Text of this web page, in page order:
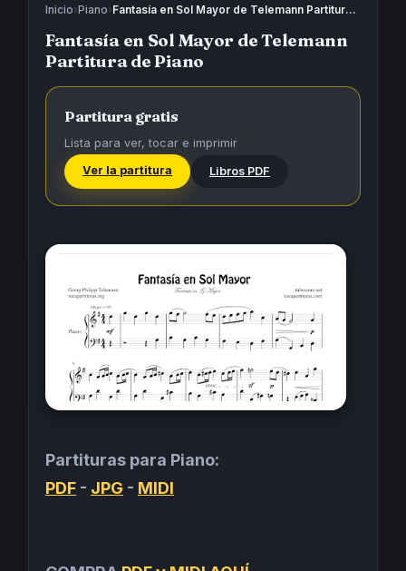
Inicio›Piano› Fantasía en Sol Mayor de Telemann Partitura de Piano
Fantasía en Sol Mayor de Telemann
Partitura de Piano
Partitura gratis
Lista para ver, tocar e imprimir
Ver la partitura
Libros PDF
Partituras para Piano:
PDF - JPG - MIDI